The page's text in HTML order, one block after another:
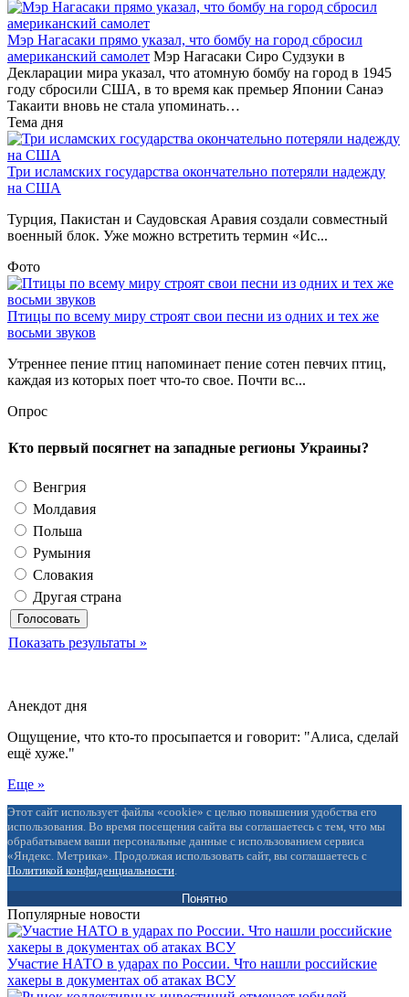
Мэр Нагасаки прямо указал, что бомбу на город сбросил
американский самолет Мэр Нагасаки Сиро Судзуки в
Декларации мира указал, что атомную бомбу на город в 1945
году сбросили США, в то время как премьер Японии Санаэ
Такаити вновь не стала упоминать…
Тема дня
Три исламских государства окончательно потеряли надежду
на США
Турция, Пакистан и Саудовская Аравия создали совместный
военный блок. Уже можно встретить термин «Ис...
Фото
Птицы по всему миру строят свои песни из одних и тех же
восьми звуков
Утреннее пение птиц напоминает пение сотен певчих птиц,
каждая из которых поет что-то свое. Почти вс...
Опрос
Кто первый посягнет на западные регионы Украины?
Венгрия
Молдавия
Польша
Румыния
Словакия
Другая страна
Показать результаты »
Анекдот дня
Ощущение, что кто-то просыпается и говорит: "Алиса, сделай
ещё хуже."
Еще »
Этот сайт использует файлы «cookie» с целью повышения удобства его
использования. Во время посещения сайта вы соглашаетесь с тем, что мы
обрабатываем ваши персональные данные с использованием сервиса
«Яндекс. Метрика». Продолжая использовать сайт, вы соглашаетесь с
Политикой конфиденциальности.
Понятно
Популярные новости
Участие НАТО в ударах по России. Что нашли российские
хакеры в документах об атаках ВСУ